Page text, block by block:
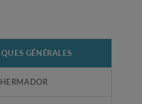
GÉNÉRALES